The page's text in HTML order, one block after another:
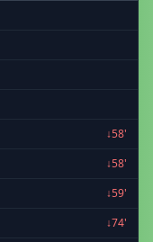
↓58'
↓58'
↓59'
↓74'